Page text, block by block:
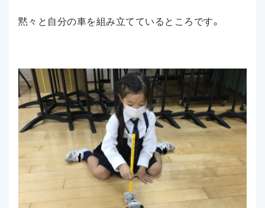
黙々と自分の車を組み立てているところです。